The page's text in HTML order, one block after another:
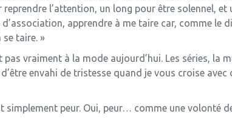
l’attention, un long pour être solennel, et
apprendre à me taire car, comme le
taire. »
pas vraiment à la mode aujourd’hui. Les séries,
envahi de tristesse quand je vous croise
simplement peur. Oui, peur… comme une volonté